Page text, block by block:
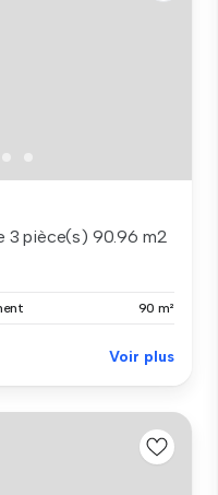
3 pièce(s) 90.96 m2
90 m²
Voir plus